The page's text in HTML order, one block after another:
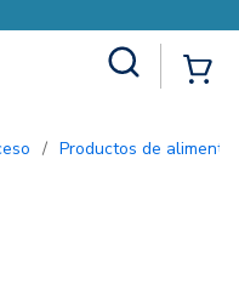
/ Productos de